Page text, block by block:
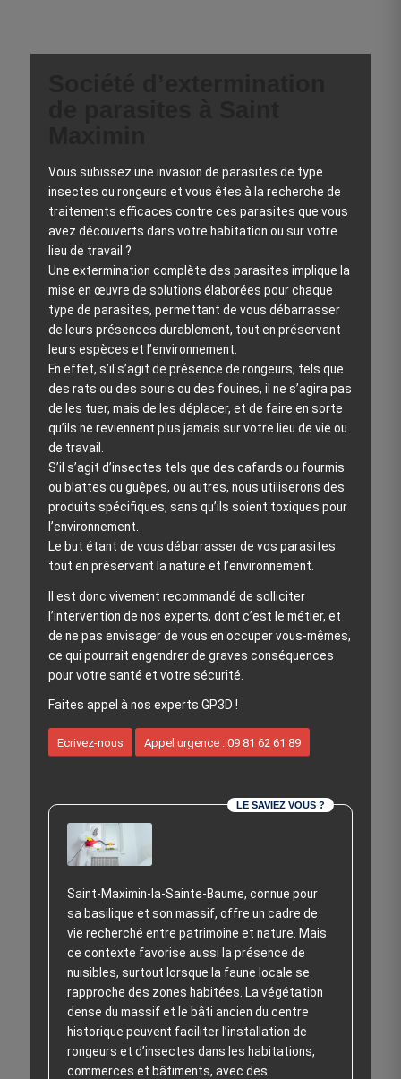
Vous subissez une invasion de parasites de type
insectes ou rongeurs et vous êtes à la recherche de
traitements efficaces contre ces parasites que vous
avez découverts dans votre habitation ou sur votre
lieu de travail ?
Une extermination complète des parasites implique la
mise en œuvre de solutions élaborées pour chaque
type de parasites, permettant de vous débarrasser
de leurs présences durablement, tout en préservant
leurs espèces et l’environnement.
En effet, s’il s’agit de présence de rongeurs, tels que
des rats ou des souris ou des fouines, il ne s’agira pas
de les tuer, mais de les déplacer, et de faire en sorte
qu’ils ne reviennent plus jamais sur votre lieu de vie ou
de travail.
S’il s’agit d’insectes tels que des cafards ou fourmis
ou blattes ou guêpes, ou autres, nous utiliserons des
produits spécifiques, sans qu’ils soient toxiques pour
l’environnement.
Le but étant de vous débarrasser de vos parasites
tout en préservant la nature et l’environnement.
Il est donc vivement recommandé de solliciter
l’intervention de nos experts, dont c’est le métier, et
de ne pas envisager de vous en occuper vous-mêmes,
ce qui pourrait engendrer de graves conséquences
pour votre santé et votre sécurité.
Faites appel à nos experts GP3D !
Ecrivez-nous Appel urgence : 09 81 62 61 89
LE SAVIEZ VOUS ?
Saint‑Maximin‑la‑Sainte‑Baume, connue pour
sa basilique et son massif, offre un cadre de
vie recherché entre patrimoine et nature. Mais
ce contexte favorise aussi la présence de
nuisibles, surtout lorsque la faune locale se
rapproche des zones habitées. La végétation
dense du massif et le bâti ancien du centre
historique peuvent faciliter l’installation de
rongeurs et d’insectes dans les habitations,
commerces et bâtiments, avec des